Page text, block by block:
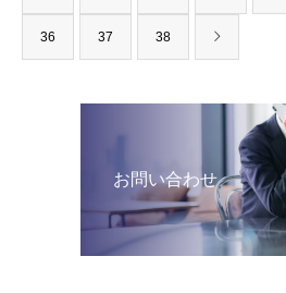
36 37 38
お問い合わせ